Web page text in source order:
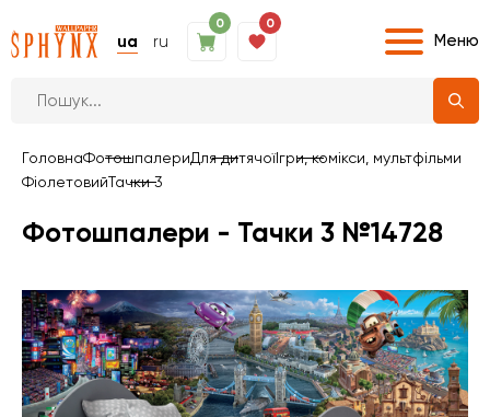
ua ru
0 0
Меню
ГоловнаФотошпалериДля дитячоїІгри, комікси, мультфільми
ФіолетовийТачки 3
Фотошпалери - Тачки 3 №14728